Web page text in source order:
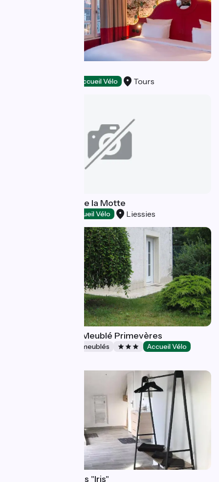
Accueil Vélo Tours
Hôtel le Château de la Motte
Accueil Vélo Liessies
Les Agapanthes - Meublé Primevères
Gîtes et locations de meublés Accueil Vélo
Le Charme d'Ognes "Iris"